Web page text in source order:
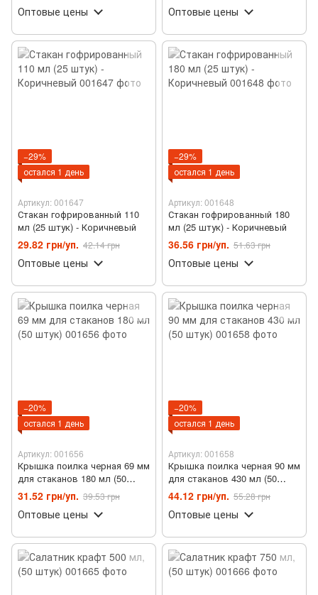
Оптовые цены Оптовые цены
−29%
остался 1 день
Артикул: 001647
Стакан гофрированный 110
мл (25 штук) - Коричневый
29.82 грн/уп. 42.14 грн
Оптовые цены
−29%
остался 1 день
Артикул: 001648
Стакан гофрированный 180
мл (25 штук) - Коричневый
36.56 грн/уп. 51.63 грн
Оптовые цены
−20%
остался 1 день
Артикул: 001656
Крышка поилка черная 69 мм
для стаканов 180 мл (50
штук)
31.52 грн/уп. 39.53 грн
Оптовые цены
−20%
остался 1 день
Артикул: 001658
Крышка поилка черная 90 мм
для стаканов 430 мл (50
штук)
44.12 грн/уп. 55.28 грн
Оптовые цены